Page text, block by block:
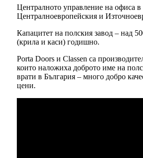
Централното управление на офиса
Централноевропейския и
Капацитет на полския завод – над
(крила и каси) годишно.
Porta Doors и Classen са
които наложиха доброто име на
врати в България – много добро
цени.